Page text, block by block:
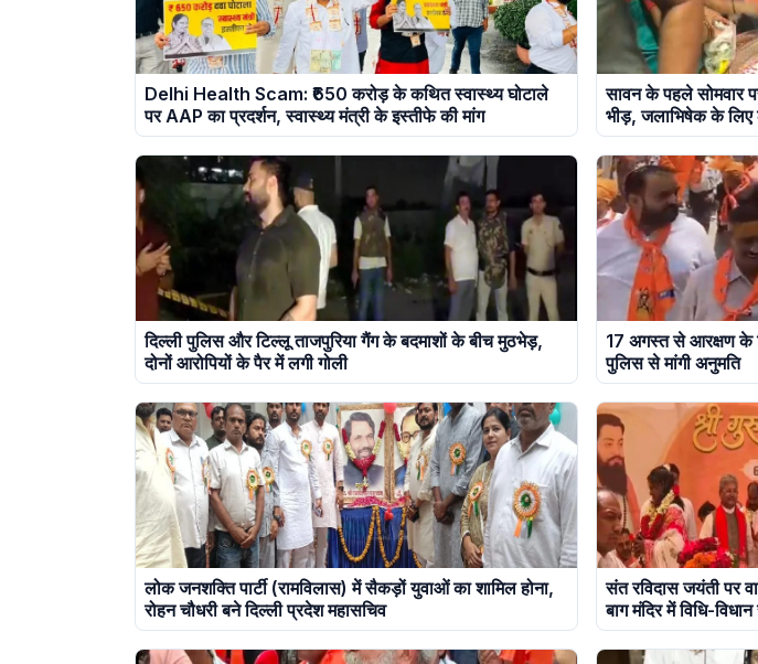
Delhi Health Scam: ₹650 करोड़ के कथित स्वास्थ्य घोटाले
पर AAP का प्रदर्शन, स्वास्थ्य मंत्री के इस्तीफे की मांग
सावन के पहले सोमवार
भीड़, जलाभिषेक के लिए
दिल्ली पुलिस और टिल्लू ताजपुरिया गैंग के बदमाशों के बीच मुठभेड़,
दोनों आरोपियों के पैर में लगी गोली
17 अगस्त से आरक्षण के
पुलिस से मांगी अनुमति
लोक जनशक्ति पार्टी (रामविलास) में सैकड़ों युवाओं का शामिल होना,
रोहन चौधरी बने दिल्ली प्रदेश महासचिव
संत रविदास जयंती पर
बाग मंदिर में विधि-